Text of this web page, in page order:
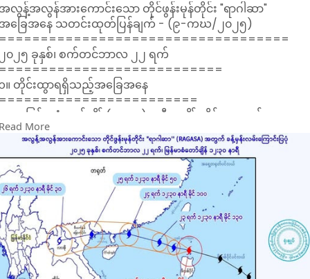
လွန့်အလွန်အားကောင်းသော တိုင်ဖွန်းမုန်တိုင်း "ရာဂါဆာ"
ခြေအနေ သတင်းထုတ်ပြန်ချက် - (၉-ကဃ/၂၀၂၅)
၀၂၅ ခုနှစ်၊ စက်တင်ဘာလ ၂၂ ရက်
။ တိုင်းထွာရရှိသည့်အခြေအနေ
နေ့မြန်မာစံတော်ချိန် (၁၂:၃၀) နာရီအချိန် တိုင်းထွာချက်များအရ
ရှေ့ဖိလစ်ပိုင်ပင်လယ်ပြင်တွင် ဖြစ်ပေါ်နေသော အားကောင်းသော
င်ဖွန်းမုန်တိုင်း "ရာဂါဆာ" ("RAGASA" Very Strong Typhoon)
ည် အနောက်ဘက်သို့ ရေမိုင် (၂၆၈) မိုင်ခန့် ရွေ့လျားခဲ့ရာ လုဇုန်
ေလက်ကြားတွင် အလွန့်အလွန် အားကောင်းသော တိုင်ဖွန်းမုန်တိုင်း
ရာဂါဆာ" ("RAGASA" Extremely Severe Typhoon) အဖြစ်သို့
မိုအားကောင်းခဲ့ပါသည်။
။ မုန်တိုင်းအချက်အလက်
ဆိုပါ အလွန့်အလွန် အားကောင်းသော တိုင်ဖွန်းမုန်တိုင်း "ရာဂါ
ာ''သည် မြောက်လတ္တီတွဒ် (၁၉.၄) ဒီဂရီနှင့် အရှေ့လောင်ဂီတွဒ်
More